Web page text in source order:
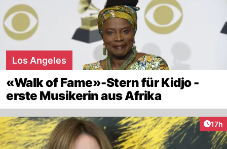
Los Angeles
«Walk of Fame»-Stern für Kidjo -
erste Musikerin aus Afrika
17h